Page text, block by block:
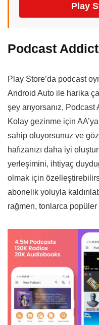
Play
Podcast
Play Store’da podcast
Android Auto ile harika
şey arıyorsanız,
Kolay gezinme için
sahip oluyorsunuz ve
hafızanızı daha iyi
yerleşimini, ihtiyaç
olmak için
abonelik yoluyla
rağmen, tonlarca